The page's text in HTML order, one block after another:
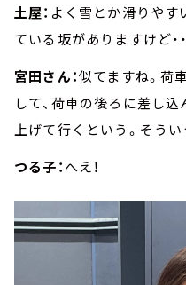
土屋： よく雪とか滑りやす
ている坂がありますけど・・
宮田さん：似てますね。荷
して、荷車の後ろに差し
上げて行くという。そう
つる子：へえ！